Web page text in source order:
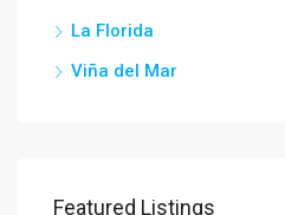
La Florida
Viña del Mar
Featured Listings